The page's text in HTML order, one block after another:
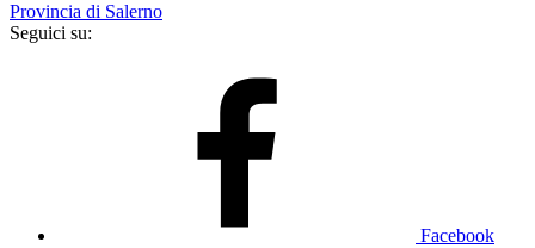
Provincia di Salerno
Seguici su:
Facebook